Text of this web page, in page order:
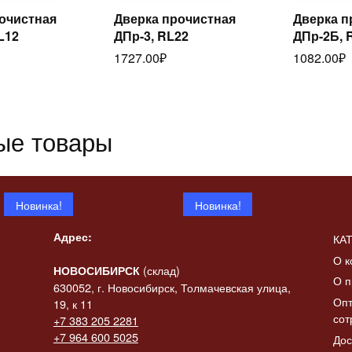
Читать
далее
Дверка прочистная
ДПр-3, RL22
1727.00₽
Дверка
ДПр-2Б,
1082.00₽
товары
Новинка! Новинка!
Статуэтка «Коза с
Адрес:
НОВОСИБИРСК (склад)
630052, г. Новосибирск, Толмачевская улица,
19, к 11
+7 383 205 2281
+7 964 600 5025
О
О